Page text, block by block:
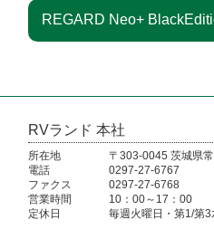
REGARD Neo+
RVランド 本社
所在地
〒303-0045 茨城県
電話
0297-27-6767
ファクス
0297-27-6768
営業時間
10：00～17：00
定休日
毎週火曜日・第1/第3